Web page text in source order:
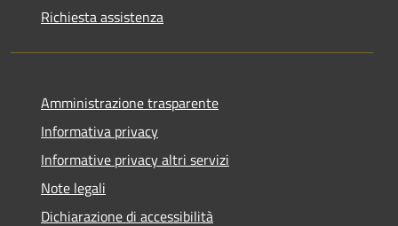
Richiesta assistenza
Amministrazione trasparente
Informativa privacy
Informative privacy altri servizi
Note legali
Dichiarazione di accessibilità